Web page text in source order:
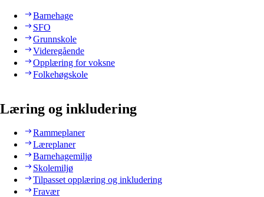
Barnehage
SFO
Grunnskole
Videregående
Opplæring for voksne
Folkehøgskole
Læring og inkludering
Rammeplaner
Læreplaner
Barnehagemiljø
Skolemiljø
Tilpasset opplæring og inkludering
Fravær